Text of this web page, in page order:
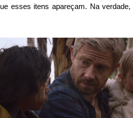
esses itens apareçam. Na